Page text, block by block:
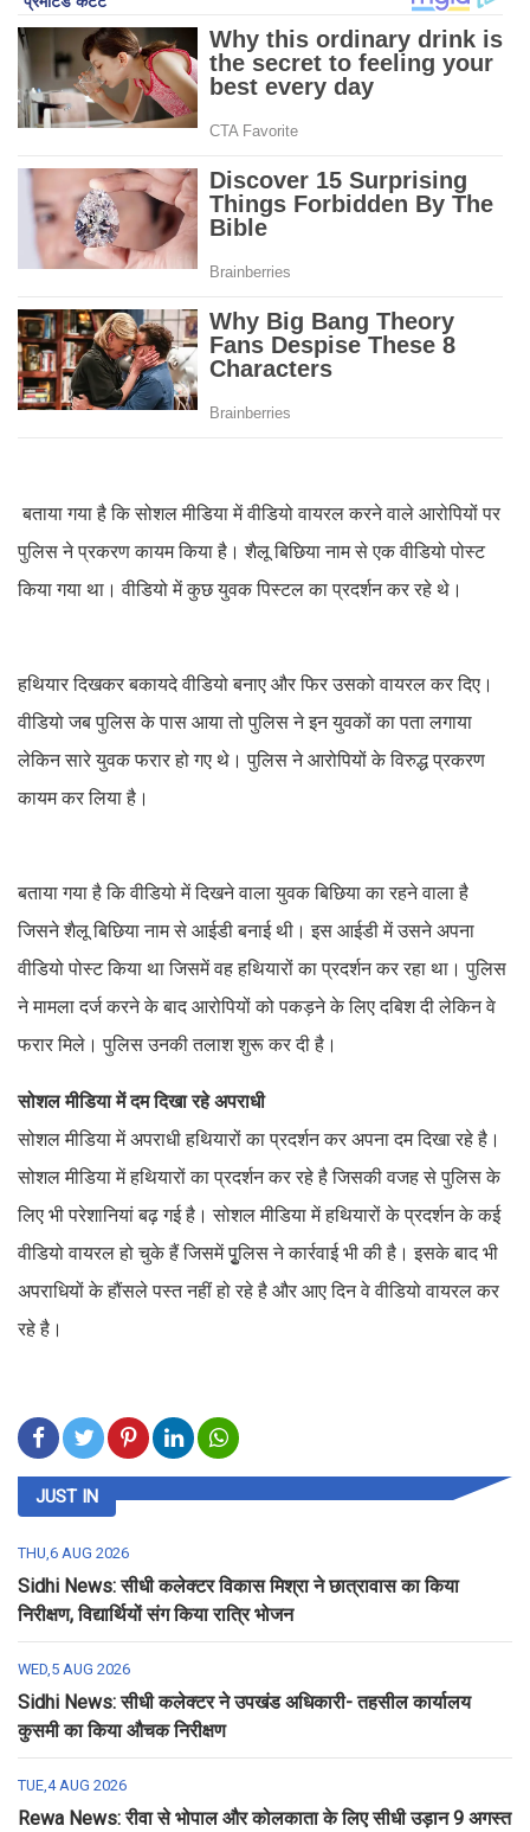
बताया गया है कि सोशल मीडिया में वीडियो वायरल करने वाले आरोपियों पर
पुलिस ने प्रकरण कायम किया है। शैलू बिछिया नाम से एक वीडियो पोस्ट
किया गया था। वीडियो में कुछ युवक पिस्टल का प्रदर्शन कर रहे थे।
हथियार दिखकर बकायदे वीडियो बनाए और फिर उसको वायरल कर दिए।
वीडियो जब पुलिस के पास आया तो पुलिस ने इन युवकों का पता लगाया
लेकिन सारे युवक फरार हो गए थे। पुलिस ने आरोपियों के विरुद्ध प्रकरण
कायम कर लिया है।
बताया गया है कि वीडियो में दिखने वाला युवक बिछिया का रहने वाला है
जिसने शैलू बिछिया नाम से आईडी बनाई थी। इस आईडी में उसने अपना
वीडियो पोस्ट किया था जिसमें वह हथियारों का प्रदर्शन कर रहा था। पुलिस
ने मामला दर्ज करने के बाद आरोपियों को पकड़ने के लिए दबिश दी लेकिन वे
फरार मिले। पुलिस उनकी तलाश शुरू कर दी है।
सोशल मीडिया में दम दिखा रहे अपराधी
सोशल मीडिया में अपराधी हथियारों का प्रदर्शन कर अपना दम दिखा रहे है।
सोशल मीडिया में हथियारों का प्रदर्शन कर रहे है जिसकी वजह से पुलिस के
लिए भी परेशानियां बढ़ गई है। सोशल मीडिया में हथियारों के प्रदर्शन के कई
वीडियो वायरल हो चुके हैं जिसमें पृुलिस ने कार्रवाई भी की है। इसके बाद भी
अपराधियों के हौंसले पस्त नहीं हो रहे है और आए दिन वे वीडियो वायरल कर
रहे है।
JUST IN
THU,6 AUG 2026
Sidhi News: सीधी कलेक्टर विकास मिश्रा ने छात्रावास का किया
निरीक्षण, विद्यार्थियों संग किया रात्रि भोजन
WED,5 AUG 2026
Sidhi News: सीधी कलेक्टर ने उपखंड अधिकारी- तहसील कार्यालय
कुसमी का किया औचक निरीक्षण
TUE,4 AUG 2026
Rewa News: रीवा से भोपाल और कोलकाता के लिए सीधी उड़ान 9 अगस्त